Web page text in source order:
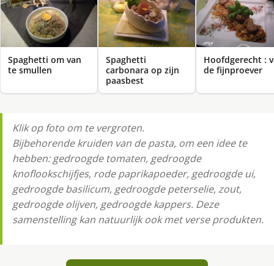
Spaghetti om van
te smullen
Spaghetti
carbonara op zijn
paasbest
Hoofdgerecht :
de fijnproever
Klik op foto om te vergroten.
Bijbehorende kruiden van de pasta, om een idee te
hebben: gedroogde tomaten, gedroogde
knoflookschijfjes, rode paprikapoeder, gedroogde ui,
gedroogde basilicum, gedroogde peterselie, zout,
gedroogde olijven, gedroogde kappers. Deze
samenstelling kan natuurlijk ook met verse produkten.